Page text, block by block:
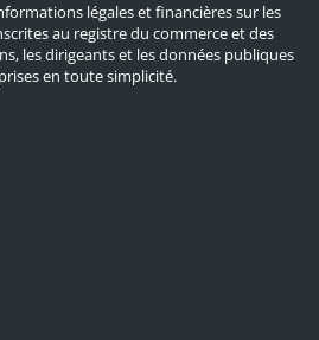
légales et financières sur les
au registre du commerce et des
les dirigeants et les données publiques
en toute simplicité.